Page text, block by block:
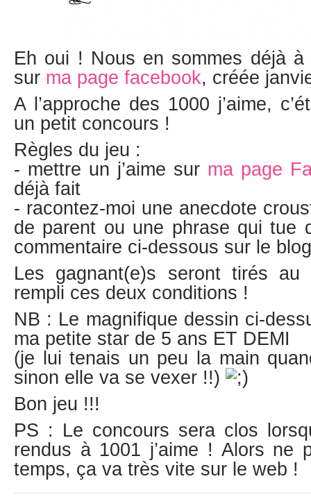
Eh oui ! Nous en sommes déjà à
sur ma page facebook, créée
A l’approche des 1000 j’aime,
un petit concours !
Règles du jeu :
- mettre un j’aime sur ma page
déjà fait
- racontez-moi une anecdote
de parent ou une phrase qui tue
commentaire ci-dessous sur le blog
Les gagnant(e)s seront tirés au
rempli ces deux conditions !
NB : Le magnifique dessin ci-
ma petite star de 5 ans ET DEMI
(je lui tenais un peu la main
sinon elle va se vexer !!)
Bon jeu !!!
PS : Le concours sera clos
rendus à 1001 j’aime ! Alors ne
temps, ça va très vite sur le web !